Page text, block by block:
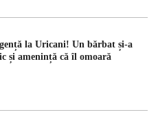
la Uricani! Un bărbat și-a
și amenință că îl omoară